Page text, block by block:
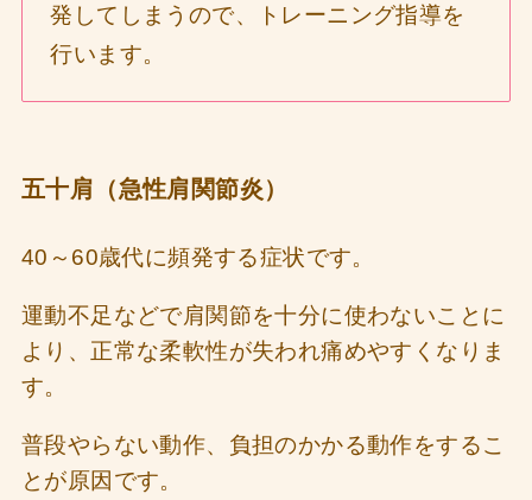
発してしまうので、トレーニング指導を
行います。
五十肩（急性肩関節炎）
40～60歳代に頻発する症状です。
運動不足などで肩関節を十分に使わないことに
より、正常な柔軟性が失われ痛めやすくなりま
す。
普段やらない動作、負担のかかる動作をするこ
とが原因です。